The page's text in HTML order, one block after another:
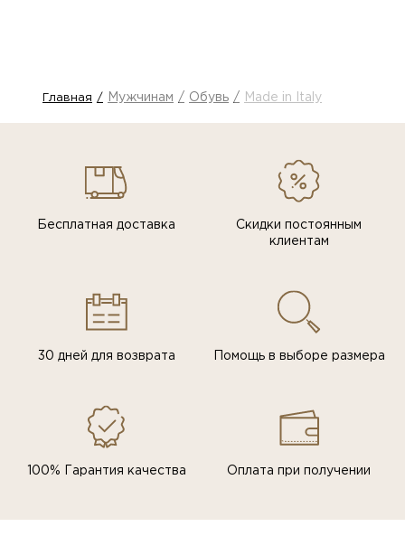
Главная Мужчинам Обувь Made in Italy
Бесплатная доставка
Скидки постоянным
клиентам
30 дней для возврата Помощь в выборе размера
100% Гарантия качества Оплата при получении